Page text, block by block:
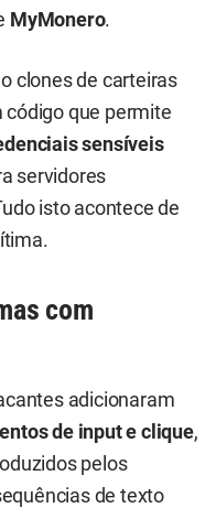
MyMonero.
clones de carteiras
que permite
sensíveis
servidores
isto acontece de
com
adicionaram
de input e clique,
pelos
de texto